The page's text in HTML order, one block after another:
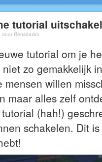
tutorial
door Rensdesim
tutorial om je
zo gemakkelijk
mensen willen
maar alles zelf
(hah!)
schakelen. Dit